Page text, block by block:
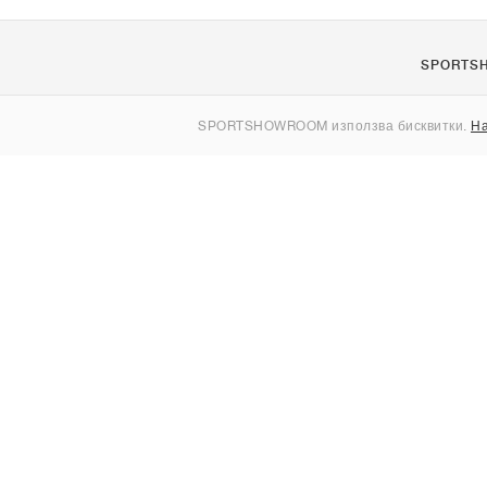
SPORTSHOWROOM използва бисквитки.
Контакти